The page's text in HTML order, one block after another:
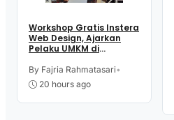
Workshop Gratis Instera
Web Design, Ajarkan
Pelaku UMKM di
Teknologi Digital buat
Jualan
By Fajria Rahmatasari•
20 hours ago